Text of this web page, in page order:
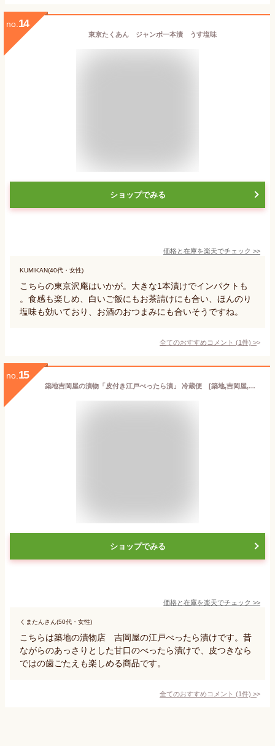
no. 14
東京たくあん ジャンボ一本漬 うす塩味
ショップでみる
価格と在庫を楽天でチェック >>
KUMIKAN(40代・女性)
こちらの東京沢庵はいかが。大きな1本漬けでインパクトも
。食感も楽しめ、白いご飯にもお茶請けにも合い、ほんのり
塩味も効いており、お酒のおつまみにも合いそうですね。
全てのおすすめコメント (1件) >
no. 15
築地吉岡屋の漬物「皮付き江戸べったら漬」 冷蔵便 [築地,吉岡屋,漬物,江戸べったら漬]
ショップでみる
価格と在庫を楽天でチェック >>
くまたんさん(50代・女性)
こちらは築地の漬物店 吉岡屋の江戸べったら漬けです。昔
ながらのあっさりとした甘口のべったら漬けで、皮つきなら
ではの歯ごたえも楽しめる商品です。
全てのおすすめコメント (1件) >